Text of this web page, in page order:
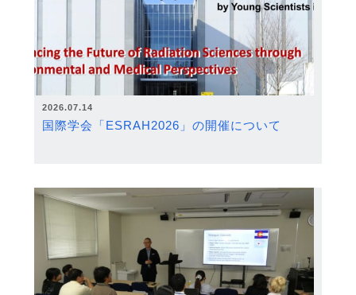
2026.07.14
国際学会「ESRAH2026」の開催について